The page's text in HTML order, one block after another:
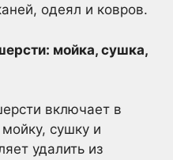
одеял и ковров.
мойка, сушка,
включает в
сушку и
удалить из